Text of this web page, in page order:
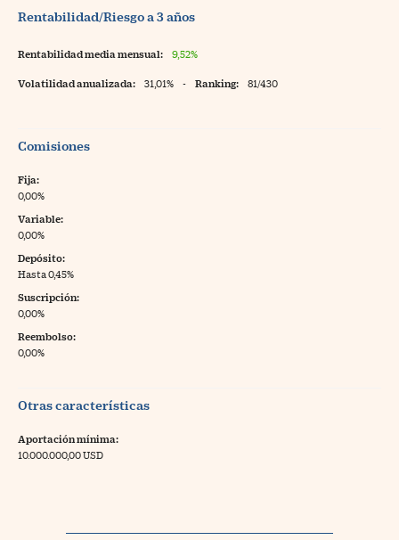
Rentabilidad/Riesgo a 3 años
Rentabilidad media mensual: 9,52%
Volatilidad anualizada: 31,01% - Ranking: 81/430
Comisiones
Fija:
0,00%
Variable:
0,00%
Depósito:
Hasta 0,45%
Suscripción:
0,00%
Reembolso:
0,00%
Otras características
Aportación mínima:
10.000.000,00 USD